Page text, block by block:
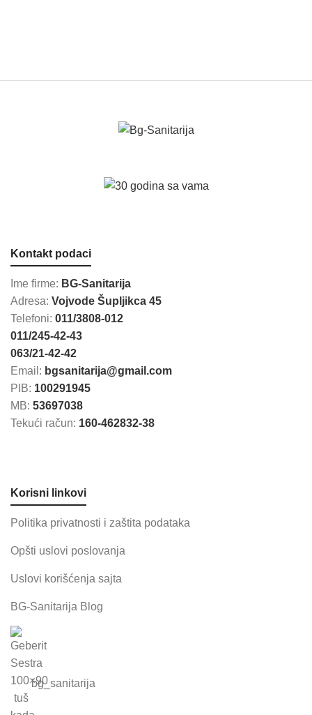
Kontakt podaci
Ime firme: BG-Sanitarija
Adresa: Vojvode Šupljikca 45
Telefoni: 011/3808-012
011/245-42-43
063/21-42-42
Email: bgsanitarija@gmail.com
PIB: 100291945
MB: 53697038
Tekući račun: 160-462832-38
Korisni linkovi
Politika privatnosti i zaštita podataka
Opšti uslovi poslovanja
Uslovi korišćenja sajta
BG-Sanitarija Blog
bg_sanitarija